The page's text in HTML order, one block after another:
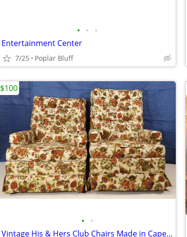
• • •
Entertainment Center
7/25 Poplar Bluff
• •
Vintage His & Hers Club Chairs Made in Cape Girardeau
$100